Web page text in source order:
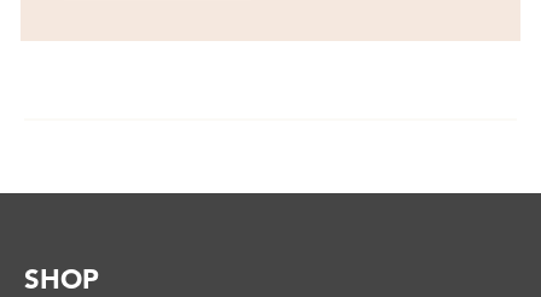
SHOP